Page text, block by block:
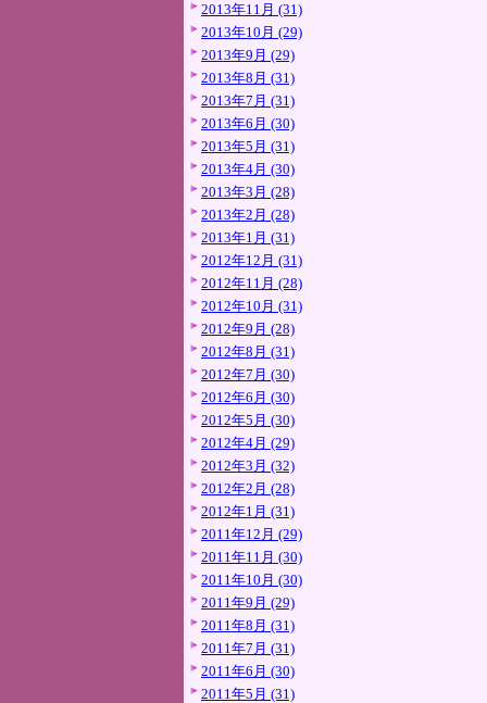
2013年11月 (31)
2013年10月 (29)
2013年9月 (29)
2013年8月 (31)
2013年7月 (31)
2013年6月 (30)
2013年5月 (31)
2013年4月 (30)
2013年3月 (28)
2013年2月 (28)
2013年1月 (31)
2012年12月 (31)
2012年11月 (28)
2012年10月 (31)
2012年9月 (28)
2012年8月 (31)
2012年7月 (30)
2012年6月 (30)
2012年5月 (30)
2012年4月 (29)
2012年3月 (32)
2012年2月 (28)
2012年1月 (31)
2011年12月 (29)
2011年11月 (30)
2011年10月 (30)
2011年9月 (29)
2011年8月 (31)
2011年7月 (31)
2011年6月 (30)
2011年5月 (31)